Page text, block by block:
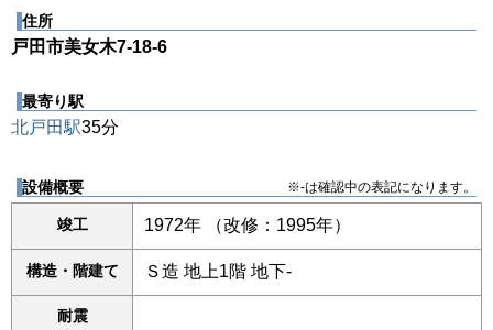
住所
戸田市美女木7-18-6
最寄り駅
北戸田駅35分
設備概要 ※-は確認中の表記になります。
竣工 1972年 （改修：1995年）
構造・階建て Ｓ造 地上1階 地下-
耐震